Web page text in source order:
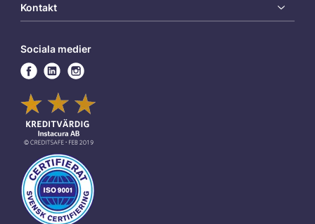
Kontakt
Sociala medier